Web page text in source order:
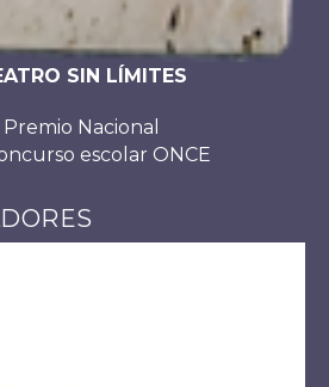
SIN LÍMITES
Premio Nacional
escolar ONCE